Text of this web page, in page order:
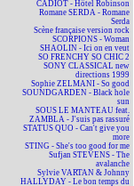
CADIOT - Hôtel Robinson
Romane SERDA - Romane
Serda
Scène française version rock
SCORPIONS - Woman
SHAOLIN - Ici on en veut
SO FRENCHY SO CHIC 2
SONY CLASSICAL new
directions 1999
Sophie ZELMANI - So good
SOUNDGARDEN - Black hole
sun
SOUS LE MANTEAU feat.
ZAMBLA - J'suis pas rassuré
STATUS QUO - Can't give you
more
STING - She's too good for me
Sufjan STEVENS - The
avalanche
Sylvie VARTAN & Johnny
HALLYDAY - Le bon temps du